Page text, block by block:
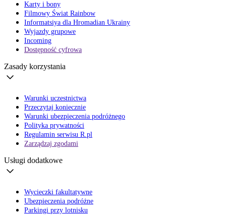
Karty i bony
Filmowy Świat Rainbow
Informatsiya dla Hromadian Ukrainy
Wyjazdy grupowe
Incoming
Dostępność cyfrowa
Zasady korzystania
Warunki uczestnictwa
Przeczytaj koniecznie
Warunki ubezpieczenia podróżnego
Polityka prywatności
Regulamin serwisu R.pl
Zarządzaj zgodami
Usługi dodatkowe
Wycieczki fakultatywne
Ubezpieczenia podróżne
Parkingi przy lotnisku